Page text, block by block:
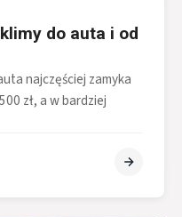
do auta i od
najczęściej zamyka
zł, a w bardziej